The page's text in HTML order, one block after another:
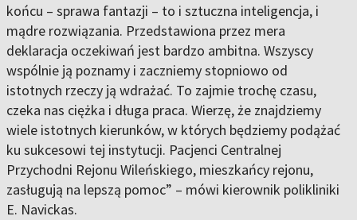
końcu – sprawa fantazji – to i sztuczna inteligencja, i
mądre rozwiązania. Przedstawiona przez mera
deklaracja oczekiwań jest bardzo ambitna. Wszyscy
wspólnie ją poznamy i zaczniemy stopniowo od
istotnych rzeczy ją wdrażać. To zajmie trochę czasu,
czeka nas ciężka i długa praca. Wierzę, że znajdziemy
wiele istotnych kierunków, w których będziemy podążać
ku sukcesowi tej instytucji. Pacjenci Centralnej
Przychodni Rejonu Wileńskiego, mieszkańcy rejonu,
zasługują na lepszą pomoc” – mówi kierownik polikliniki
E. Navickas.